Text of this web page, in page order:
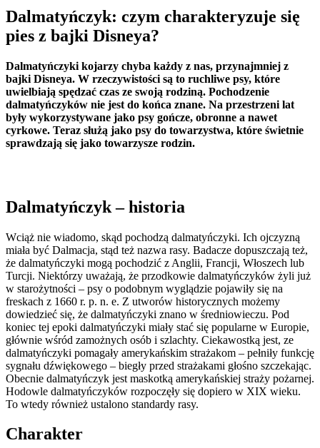
Dalmatyńczyk: czym charakteryzuje się
pies z bajki Disneya?
Dalmatyńczyki kojarzy chyba każdy z nas, przynajmniej z
bajki Disneya. W rzeczywistości są to ruchliwe psy, które
uwielbiają spędzać czas ze swoją rodziną. Pochodzenie
dalmatyńczyków nie jest do końca znane. Na przestrzeni lat
były wykorzystywane jako psy gończe, obronne a nawet
cyrkowe. Teraz służą jako psy do towarzystwa, które świetnie
sprawdzają się jako towarzysze rodzin.
Dalmatyńczyk – historia
Wciąż nie wiadomo, skąd pochodzą dalmatyńczyki. Ich ojczyzną
miała być Dalmacja, stąd też nazwa rasy. Badacze dopuszczają też,
że dalmatyńczyki mogą pochodzić z Anglii, Francji, Włoszech lub
Turcji. Niektórzy uważają, że przodkowie dalmatyńczyków żyli już
w starożytności – psy o podobnym wyglądzie pojawiły się na
freskach z 1660 r. p. n. e. Z utworów historycznych możemy
dowiedzieć się, że dalmatyńczyki znano w średniowieczu. Pod
koniec tej epoki dalmatyńczyki miały stać się popularne w Europie,
głównie wśród zamożnych osób i szlachty. Ciekawostką jest, ze
dalmatyńczyki pomagały amerykańskim strażakom – pełniły funkcję
sygnału dźwiękowego – biegły przed strażakami głośno szczekając.
Obecnie dalmatyńczyk jest maskotką amerykańskiej straży pożarnej.
Hodowle dalmatyńczyków rozpoczęły się dopiero w XIX wieku.
To wtedy również ustalono standardy rasy.
Charakter